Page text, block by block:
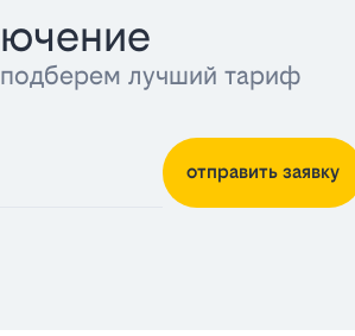
подберем лучший тариф
отправить заявку